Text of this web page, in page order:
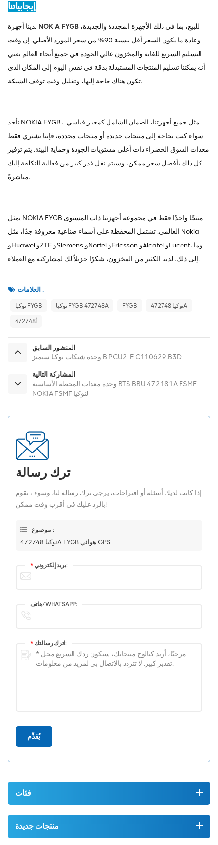
إيجابياتنا
NOKIA FYGB
وعادة ما يكون السعر أقل بنسبة 90% من سعر المورد الأصلي. إن وقت
التسليم السريع للغاية والمخزون عالي الجودة في جميع أنحاء العالم يعني
أنه يمكننا تسليم المنتجات المستبدلة بدقة في نفس اليوم إلى المكان الذي
تكون هناك حاجة إليها، وتقليل وقت توقف الشبكة.
تأخذ NOKIA FYGB، مثل جميع أجهزتنا، الضمان الشامل كمعيار قياسي.
سواء كنت بحاجة إلى منتجات جديدة أو منتجات مجددة، فإننا نشتري فقط
معدات السوق الخضراء ذات أعلى مستويات الجودة وحماية البيئة. يتم توفير
كل ذلك بأفضل سعر ممكن، وسيتم نقل قدر كبير من فعالية التكلفة إليك
مباشرةً.
يمثل NOKIA FYGB منتجًا واحدًا فقط في مجموعة أجهزتنا ذات المستوى
العالمي. تشتمل المحفظة على أسماء صناعية معروفة جدًا، مثل Nokia
وHuawei وZTE وSiemens وNortel وEricsson وAlcatel وLucent، وما
إلى ذلك. لدينا الكثير من المخزون، شكرًا جزيلاً لك لمشاركته مع العملاء.
العلامات :
نوكيا FYGB نوكيا FYGB 472748A FYGB نوكيا 472748A
472748أ
المنشور السابق
وحدة شبكات نوكيا سيمنز B PCU2-E C110629.B3D
المشاركة التالية
وحدة معدات المحطة الأساسية BTS BBU 472181A FSMF
NOKIA FSMF لنوكيا
ترك رسالة
إذا كانت لديك أسئلة أو اقتراحات، يرجى ترك رسالة لنا، وسوف نقوم
بالرد عليك في أقرب وقت ممكن!
موضوع :
نوكيا 472748A FYGB هوائي GPS
* بريد إلكتروني:
هاتف/WHATSAPP:
* اترك رسالتك:
يُقدِّم
فئات
منتجات جديدة